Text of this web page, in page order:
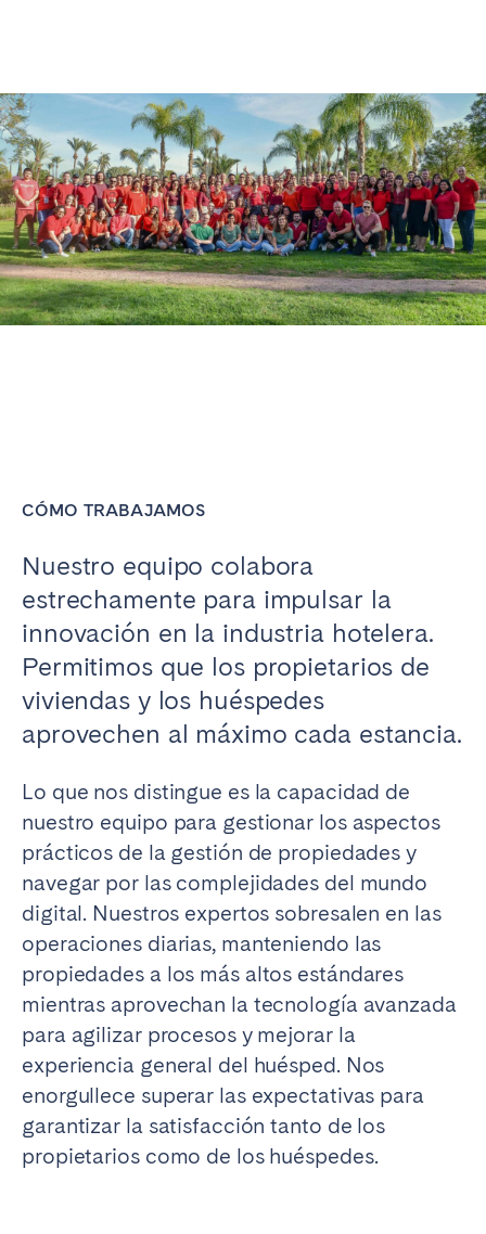
CÓMO TRABAJAMOS
Nuestro equipo colabora
estrechamente para impulsar la
innovación en la industria hotelera.
Permitimos que los propietarios de
viviendas y los huéspedes
aprovechen al máximo cada estancia.
Lo que nos distingue es la capacidad de
nuestro equipo para gestionar los aspectos
prácticos de la gestión de propiedades y
navegar por las complejidades del mundo
digital. Nuestros expertos sobresalen en las
operaciones diarias, manteniendo las
propiedades a los más altos estándares
mientras aprovechan la tecnología avanzada
para agilizar procesos y mejorar la
experiencia general del huésped. Nos
enorgullece superar las expectativas para
garantizar la satisfacción tanto de los
propietarios como de los huéspedes.